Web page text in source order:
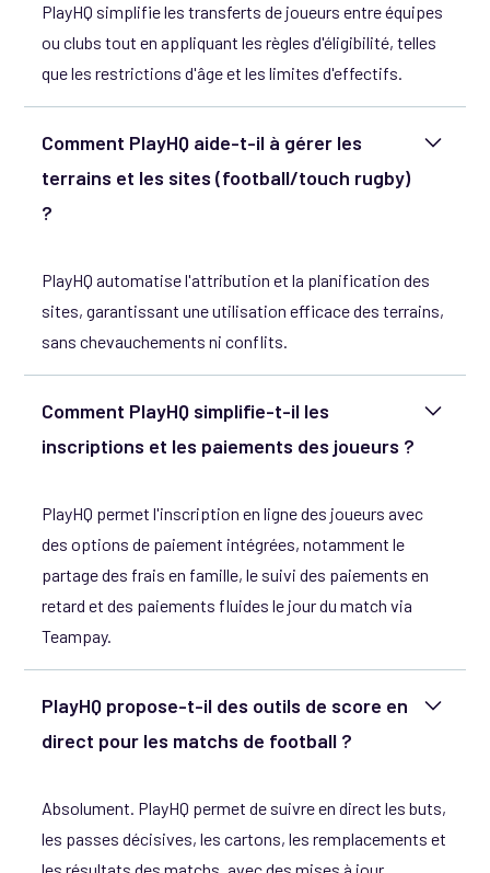
PlayHQ simplifie les transferts de joueurs entre équipes
ou clubs tout en appliquant les règles d'éligibilité, telles
que les restrictions d'âge et les limites d'effectifs.
Comment PlayHQ aide-t-il à gérer les
terrains et les sites (football/touch rugby)
?
PlayHQ automatise l'attribution et la planification des
sites, garantissant une utilisation efficace des terrains,
sans chevauchements ni conflits.
Comment PlayHQ simplifie-t-il les
inscriptions et les paiements des joueurs ?
PlayHQ permet l'inscription en ligne des joueurs avec
des options de paiement intégrées, notamment le
partage des frais en famille, le suivi des paiements en
retard et des paiements fluides le jour du match via
Teampay.
PlayHQ propose-t-il des outils de score en
direct pour les matchs de football ?
Absolument. PlayHQ permet de suivre en direct les buts,
les passes décisives, les cartons, les remplacements et